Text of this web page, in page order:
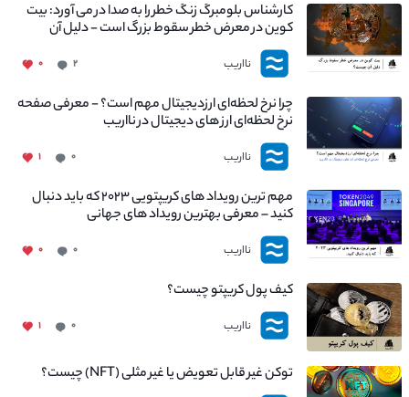
کارشناس بلومبرگ زنگ خطر را به صدا در می آورد: بیت
کوین در معرض خطر سقوط بزرگ است - دلیل آن
چیست؟
نااریب ۲ ۰
چرا نرخ لحظه‌ای ارزدیجیتال مهم است؟ - معرفی صفحه
نرخ لحظه‌ای ارز های دیجیتال در نااریب
نااریب ۰ ۱
مهم ترین رویداد های کریپتویی ۲۰۲۳ که باید دنبال
کنید – معرفی بهترین رویداد های جهانی
نااریب ۰ ۰
کیف پول کریپتو چیست؟
نااریب ۰ ۱
توکن غیر قابل تعویض یا غیر مثلی (NFT) چیست؟